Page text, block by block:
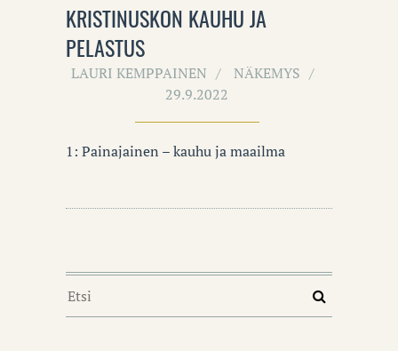
KRISTINUSKON KAUHU JA
PELASTUS
LAURI KEMPPAINEN
NÄKEMYS
29.9.2022
1: Painajainen – kauhu ja maailma